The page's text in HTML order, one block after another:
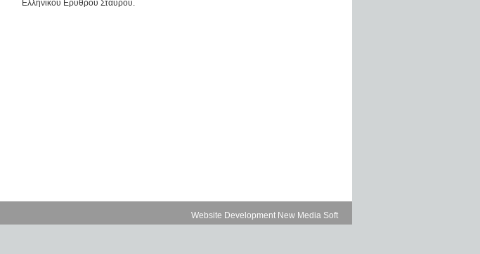
Ελληνικού Ερυθρού Σταυρού.
Website Development New Media Soft